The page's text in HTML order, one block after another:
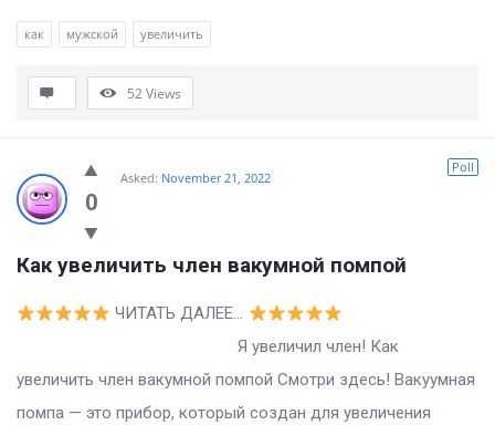
как мужской увеличить
52Views
0
Poll
Asked: November 21, 2022
Как увеличить член вакумной помпой
ЧИТАТЬ ДАЛЕЕ…
Я увеличил член! Как
увеличить член вакумной помпой Смотри здесь! Вакуумная
помпа — это прибор, который создан для увеличения